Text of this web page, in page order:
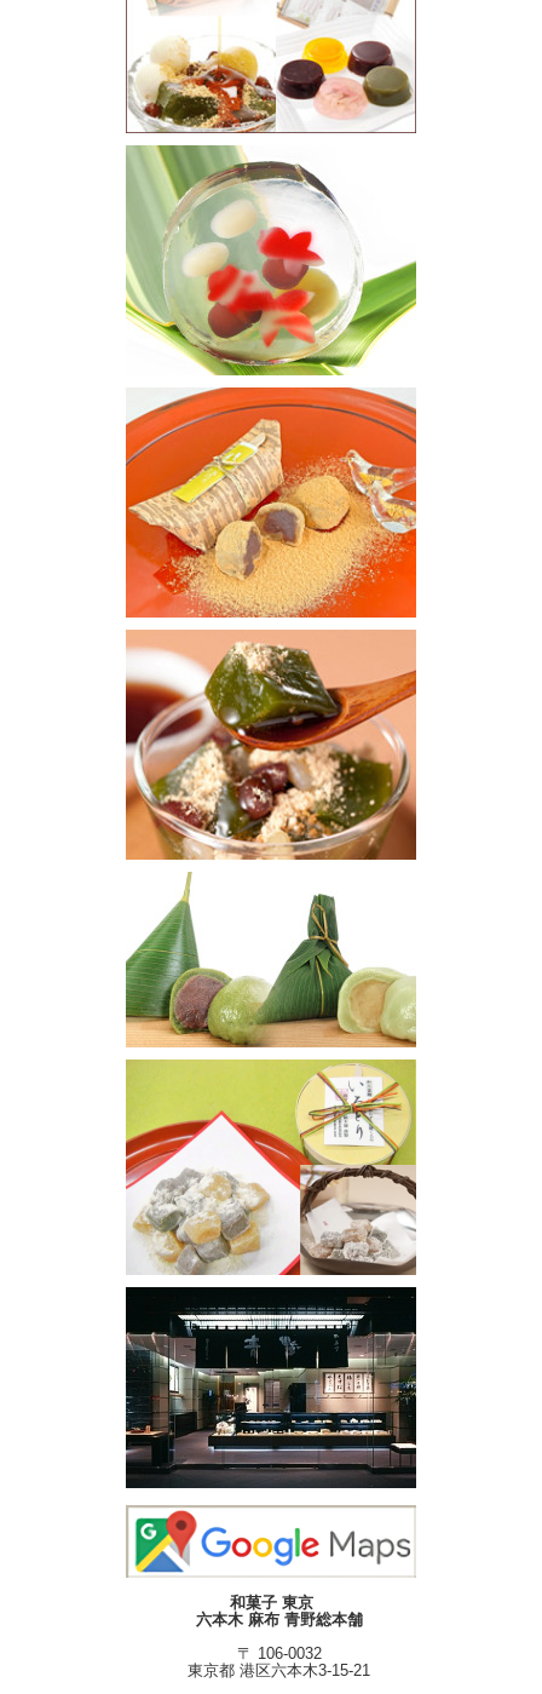
和菓子 東京
六本木 麻布 青野総本舗
〒 106-0032
東京都 港区六本木3-15-21